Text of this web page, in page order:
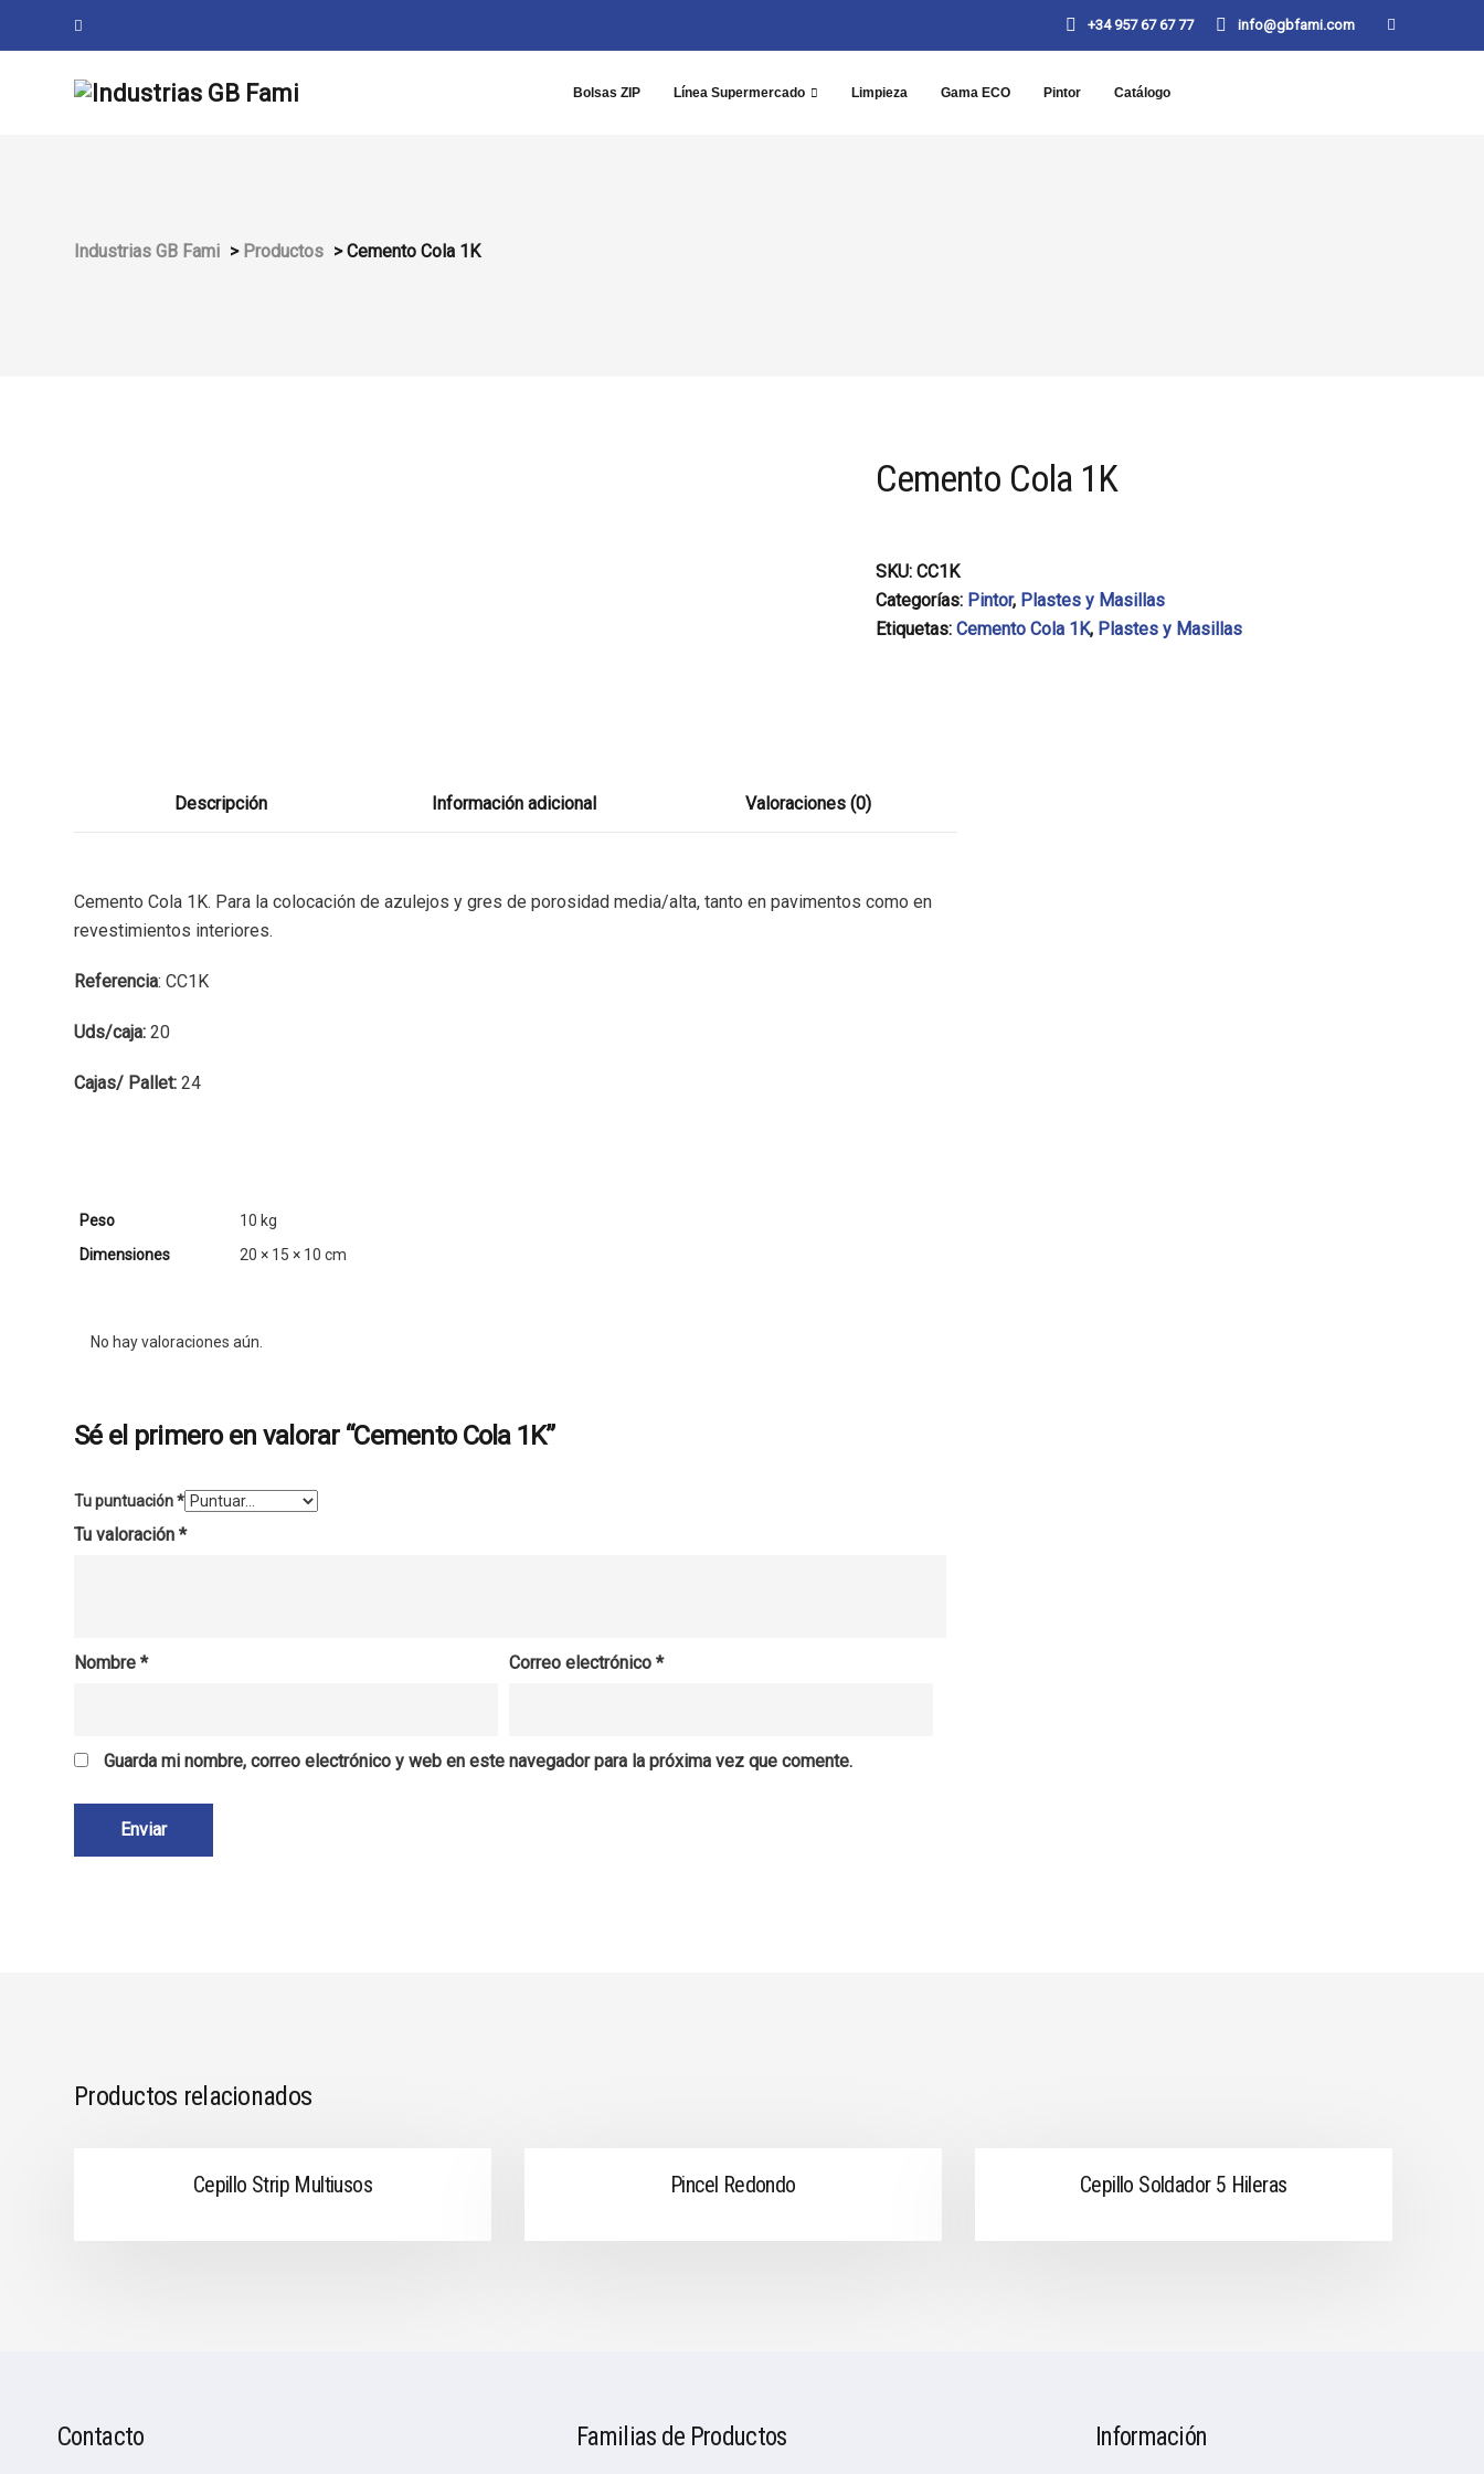
+34 957 67 67 77 info@gbfami.com
Bolsas ZIP Línea Supermercado Limpieza Gama ECO Pintor Catálogo
Industrias GB Fami > Productos >Cemento Cola 1K
Cemento Cola 1K
SKU: CC1K
Categorías: Pintor, Plastes y Masillas
Etiquetas: Cemento Cola 1K, Plastes y Masillas
Descripción Información adicional Valoraciones (0)
Cemento Cola 1K. Para la colocación de azulejos y gres de porosidad media/alta, tanto en pavimentos como en
revestimientos interiores.
Referencia: CC1K
Uds/caja: 20
Cajas/ Pallet: 24
Peso
10 kg
Dimensiones
20 × 15 × 10 cm
No hay valoraciones aún.
Sé el primero en valorar “Cemento Cola 1K”
Tu puntuación*
Tu valoración *
Nombre * Correo electrónico *
Guarda mi nombre, correo electrónico y web en este navegador para la próxima vez que comente.
Productos relacionados
Cepillo Strip Multiusos Pincel Redondo Cepillo Soldador 5 Hileras
Contacto Familias de Productos Información